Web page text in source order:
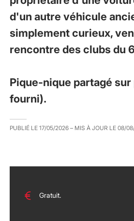
d'un autre véhicule
simplement curieux,
rencontre des clubs du
Pique-nique partagé sur
fourni).
PUBLIÉ LE 17/05/2026 – MIS À JOUR LE 08/
Gratuit.